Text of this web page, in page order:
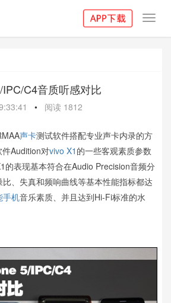
C4音质听感对比
• 阅读 1812
声卡测试软件搭配专业声卡内录的方
Audition对vivo X1 的一些客观素质参数
的表现基本符合在Audio Precision音频分
、失真和频响曲线等基本性能指标都达
手机音乐素质、并且达到Hi-Fi标准的水